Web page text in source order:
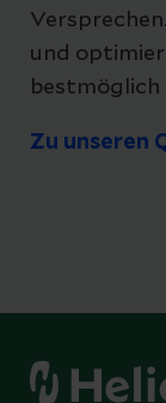
und
bestmöglich
Zu unseren